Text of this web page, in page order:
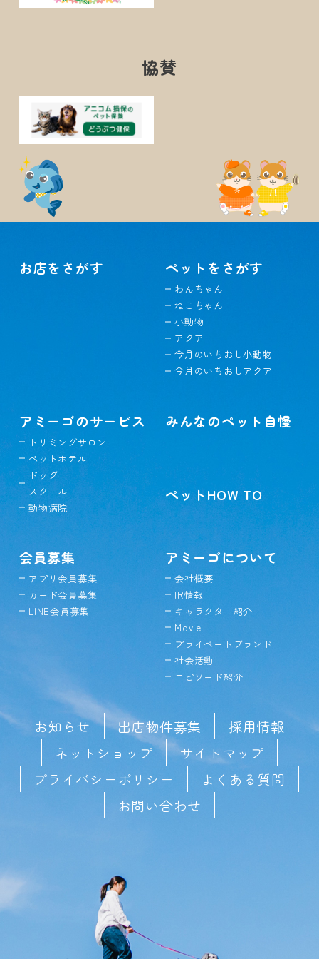
協賛
お店をさがす ペットをさがす
わんちゃん
ねこちゃん
小動物
アクア
今月のいちおし小動物
今月のいちおしアクア
アミーゴのサービス
トリミングサロン
ペットホテル
ドッグ
スクール
動物病院
みんなのペット自慢
ペットHOW TO
会員募集
アプリ会員募集
カード会員募集
LINE会員募集
アミーゴについて
会社概要
IR情報
キャラクター紹介
Movie
プライベートブランド
社会活動
エピソード紹介
お知らせ 出店物件募集
採用情報
ネットショップ
サイトマップ
プライバシーポリシー
よくある質問
お問い合わせ